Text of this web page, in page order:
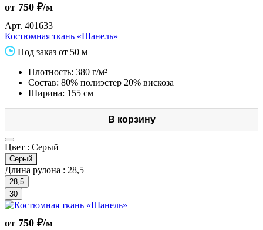
от 750 ₽/м
Арт. 401633
Костюмная ткань «Шанель»
Под заказ от 50 м
Плотность: 380 г/м²
Состав: 80% полиэстер 20% вискоза
Ширина: 155 см
В корзину
Цвет : Серый
Серый
Длина рулона : 28,5
28,5
30
от 750 ₽/м